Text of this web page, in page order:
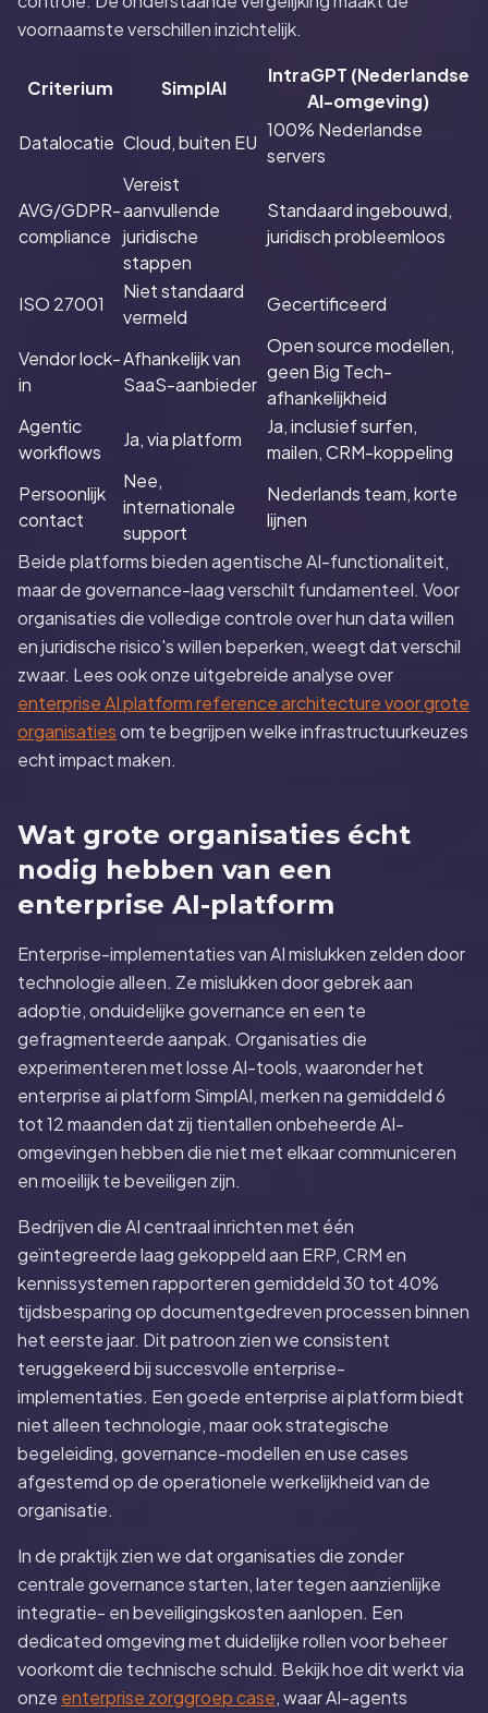
voornaamste verschillen inzichtelijk.
Criterium SimplAI
IntraGPT (Nederlandse
AI-omgeving)
Datalocatie Cloud, buiten EU
100% Nederlandse
servers
AVG/GDPR-
compliance
Vereist
aanvullende
juridische
stappen
Standaard ingebouwd,
juridisch probleemloos
ISO 27001
Niet standaard
vermeld
Gecertificeerd
Vendor lock-
in
Afhankelijk van
SaaS-aanbieder
Open source modellen,
geen Big Tech-
afhankelijkheid
Agentic
workflows
Ja, via platform
Ja, inclusief surfen,
mailen, CRM-koppeling
Persoonlijk
contact
Nee,
internationale
support
Nederlands team, korte
lijnen
Beide platforms bieden agentische AI-functionaliteit,
maar de governance-laag verschilt fundamenteel. Voor
organisaties die volledige controle over hun data willen
en juridische risico's willen beperken, weegt dat verschil
zwaar. Lees ook onze uitgebreide analyse over
enterprise AI platform reference architecture voor grote
organisatiesom te begrijpen welke infrastructuurkeuzes
echt impact maken.
Wat grote organisaties écht
nodig hebben van een
enterprise AI-platform
Enterprise-implementaties van AI mislukken zelden door
technologie alleen. Ze mislukken door gebrek aan
adoptie, onduidelijke governance en een te
gefragmenteerde aanpak. Organisaties die
experimenteren met losse AI-tools, waaronder het
enterprise ai platform SimplAI, merken na gemiddeld 6
tot 12 maanden dat zij tientallen onbeheerde AI-
omgevingen hebben die niet met elkaar communiceren
en moeilijk te beveiligen zijn.
Bedrijven die AI centraal inrichten met één
geïntegreerde laag gekoppeld aan ERP, CRM en
kennissystemen rapporteren gemiddeld 30 tot 40%
tijdsbesparing op documentgedreven processen binnen
het eerste jaar. Dit patroon zien we consistent
teruggekeerd bij succesvolle enterprise-
implementaties. Een goede enterprise ai platform biedt
niet alleen technologie, maar ook strategische
begeleiding, governance-modellen en use cases
afgestemd op de operationele werkelijkheid van de
organisatie.
In de praktijk zien we dat organisaties die zonder
centrale governance starten, later tegen aanzienlijke
integratie- en beveiligingskosten aanlopen. Een
dedicated omgeving met duidelijke rollen voor beheer
voorkomt die technische schuld. Bekijk hoe dit werkt via
onze enterprise zorggroep case, waar AI-agents